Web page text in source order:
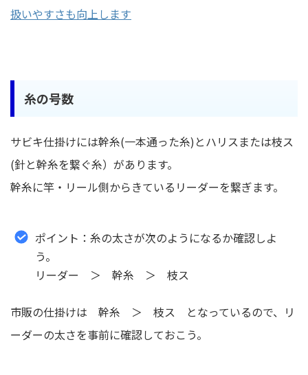
扱いやすさも向上します
糸の号数
サビキ仕掛けには幹糸(一本通った糸)とハリスまたは枝ス
(針と幹糸を繋ぐ糸）があります。
幹糸に竿・リール側からきているリーダーを繋ぎます。
ポイント：糸の太さが次のようになるか確認しよ
う。
リーダー ＞ 幹糸 ＞ 枝ス
市販の仕掛けは 幹糸 ＞ 枝ス となっているので、リ
ーダーの太さを事前に確認しておこう。